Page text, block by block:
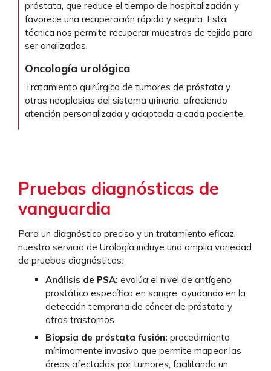
próstata, que reduce el tiempo de hospitalización y
favorece una recuperación rápida y segura. Esta
técnica nos permite recuperar muestras de tejido para
ser analizadas.
Oncología urológica
Tratamiento quirúrgico de tumores de próstata y
otras neoplasias del sistema urinario, ofreciendo
atención personalizada y adaptada a cada paciente.
Pruebas diagnósticas de
vanguardia
Para un diagnóstico preciso y un tratamiento eficaz,
nuestro servicio de Urología incluye una amplia variedad
de pruebas diagnósticas:
Análisis de PSA: evalúa el nivel de antígeno
prostático específico en sangre, ayudando en la
detección temprana de cáncer de próstata y
otros trastornos.
Biopsia de próstata fusión: procedimiento
mínimamente invasivo que permite mapear las
áreas afectadas por tumores, facilitando un